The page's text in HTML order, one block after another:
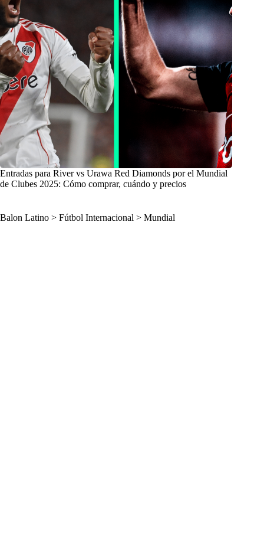
Entradas para River vs Urawa Red Diamonds por el Mundial
de Clubes 2025: Cómo comprar, cuándo y precios
Balon Latino > Fútbol Internacional > Mundial